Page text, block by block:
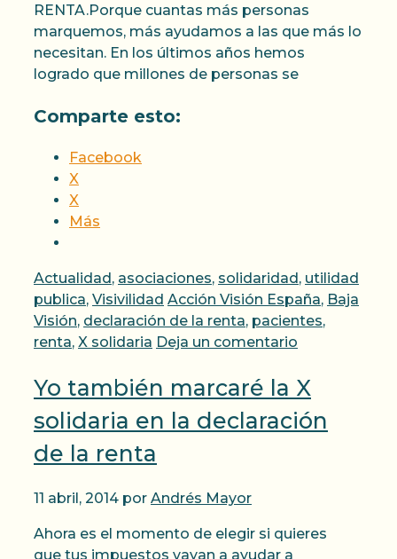
RENTA.Porque cuantas más personas
marquemos, más ayudamos a las que más lo
necesitan. En los últimos años hemos
logrado que millones de personas se
Comparte esto:
Facebook
X
X
Más
Categorías
Actualidad, asociaciones, solidaridad, utilidad
publica, Visivilidad Etiquetas
Acción Visión España, Baja
Visión, declaración de la renta, pacientes,
renta, X solidaria Deja un comentario
Yo también marcaré la X
solidaria en la declaración
de la renta
11 abril, 2014 por Andrés Mayor
Ahora es el momento de elegir si quieres
que tus impuestos vayan a ayudar a